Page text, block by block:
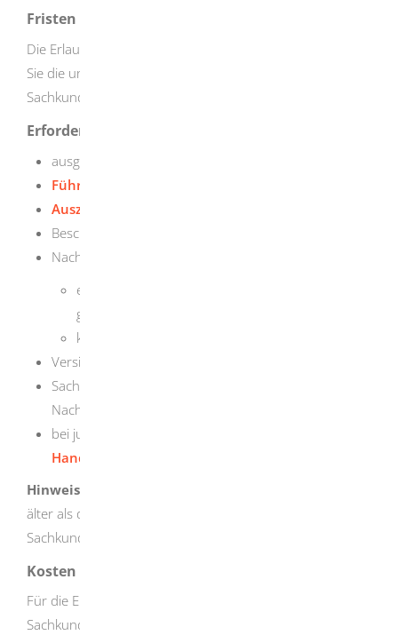
Fristen
Die Erlaubnis können Sie jederzeit beantragen. Beachten
Sie die unterschiedlichen Anmeldefristen für die
Sachkundeprüfung bei der IHK.
Erforderliche Unterlagen
ausgefüllte Antragsformulare
Führungszeugnis
Auszug aus dem Gewerbezentralregister
Bescheinigung des Finanzamtes in Steuersachen
Nachweise, dass
es keine Eintragung im
gibt und
kein Insolvenzverfahren anhängig ist
Versicherungsbestätigung
Sachkundenachweise (z.B. Abschlusszeugnisse,
Nachweise über Zeiten der Berufsausübung)
bei juristischen Personen den zugehörigen
Handelsregisterauszug
Hinweis:
älter als drei Monate sein. Dies gilt nicht für den
Sachkundenachweis.
Kosten
Für die Erteilung der Erlaubnis und die
Sachkundeprüfungen entstehen unterschiedliche hohe